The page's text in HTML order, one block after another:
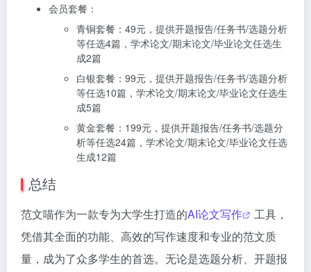
会员套餐：
青铜套餐：49元，提供开题报告/任务书/选题分析
等任选4篇，学术论文/期末论文/毕业论文任选生
成2篇
白银套餐：99元，提供开题报告/任务书/选题分析
等任选10篇，学术论文/期末论文/毕业论文任选生
成5篇
黄金套餐：199元，提供开题报告/任务书/选题分
析等任选24篇，学术论文/期末论文/毕业论文任选
生成12篇
总结
范文喵作为一款专为大学生打造的AI论文写作
工具，
凭借其全面的功能、高效的写作速度和专业的范文质
量，成为了众多学生的首选。无论是选题分析、开题报